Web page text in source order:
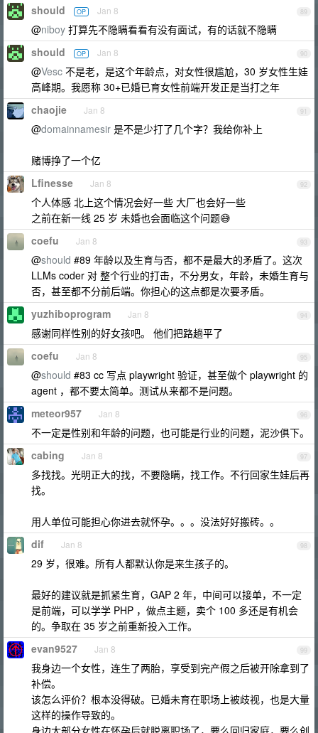
89
should OP Jan 8
@niboy 打算先不隐瞒看看有没有面试，有的话就不隐瞒
90
should OP Jan 8
@Vesc 不是老，是这个年龄点，对女性很尴尬，30 岁女性生娃
高峰期。我愿称 30+已婚已育女性前端开发正是当打之年
91
chaojie Jan 8
@domainnamesir 是不是少打了几个字？我给你补上
赌博挣了一个亿
92
Lfinesse Jan 8
个人体感 北上这个情况会好一些 大厂也会好一些
之前在新一线 25 岁 未婚也会面临这个问题😅
93
coefu Jan 8
@should #89 年龄以及生育与否，都不是最大的矛盾了。这次
LLMs coder 对 整个行业的打击，不分男女，年龄，未婚生育与
否，甚至都不分前后端。你担心的这点都是次要矛盾。
94
yuzhiboprogram Jan 8
感谢同样性别的好女孩吧。 他们把路趟平了
95
coefu Jan 8
@should #83 cc 写点 playwright 验证，甚至做个 playwright 的
agent ，都不要太简单。测试从来都不是问题。
96
meteor957 Jan 8
不一定是性别和年龄的问题，也可能是行业的问题，泥沙俱下。
97
cabing Jan 8
多找找。光明正大的找，不要隐瞒，找工作。不行回家生娃后再
找。
用人单位可能担心你进去就怀孕。。。没法好好搬砖。。
98
dif Jan 8
29 岁，很难。所有人都默认你是来生孩子的。
最好的建议就是抓紧生育，GAP 2 年，中间可以接单，不一定
是前端，可以学学 PHP ，做点主题，卖个 100 多还是有机会
的。争取在 35 岁之前重新投入工作。
99
evan9527 Jan 8
我身边一个女性，连生了两胎，享受到完产假之后被开除拿到了
补偿。
该怎么评价？根本没得破。已婚未育在职场上被歧视，也是大量
这样的操作导致的。
身边大部分女性在怀孕后就脱离职场了，要么回归家庭，要么创